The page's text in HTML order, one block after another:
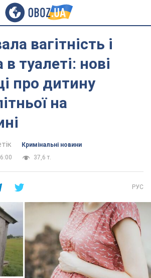
вагітність і
туалеті: нові
про дитину
на
Кримінальні новини
37,6 т.
РУС